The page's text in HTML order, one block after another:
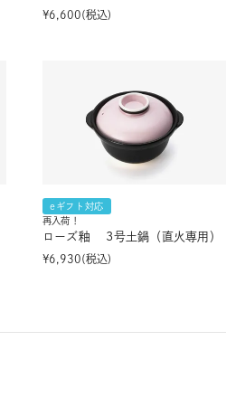
¥6,600 税込
eギフト対応
再入荷！
ローズ釉 3号土鍋（直火専用）
¥6,930 税込